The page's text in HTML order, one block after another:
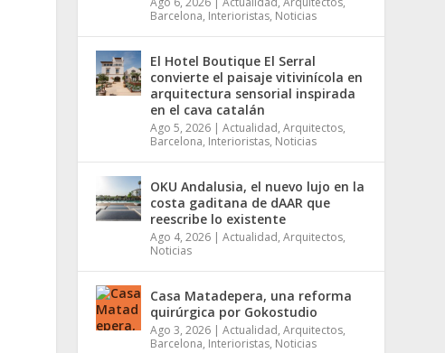
Barcelona, Interioristas, Noticias
El Hotel Boutique El Serral
convierte el paisaje vitivinícola en
arquitectura sensorial inspirada
en el cava catalán
Ago 5, 2026 | Actualidad, Arquitectos,
Barcelona, Interioristas, Noticias
OKU Andalusia, el nuevo lujo en la
costa gaditana de dAAR que
reescribe lo existente
Ago 4, 2026 | Actualidad, Arquitectos,
Noticias
Casa Matadepera, una reforma
quirúrgica por Gokostudio
Ago 3, 2026 | Actualidad, Arquitectos,
Barcelona, Interioristas, Noticias